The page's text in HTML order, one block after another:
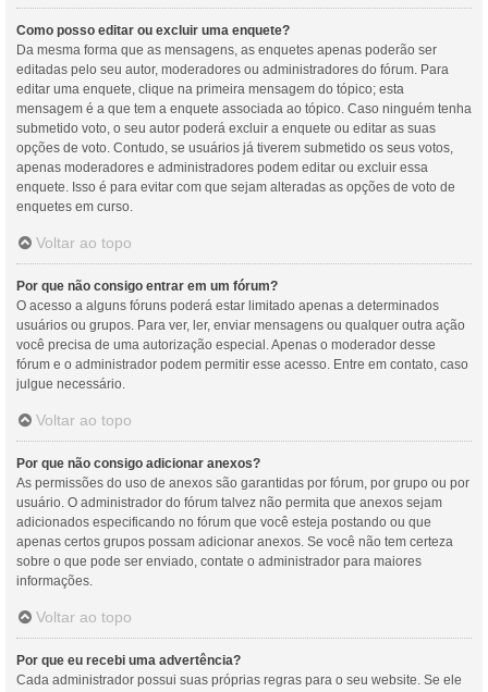
Como posso editar ou excluir uma enquete?
Da mesma forma que as mensagens, as enquetes apenas poderão ser
editadas pelo seu autor, moderadores ou administradores do fórum. Para
editar uma enquete, clique na primeira mensagem do tópico; esta
mensagem é a que tem a enquete associada ao tópico. Caso ninguém tenha
submetido voto, o seu autor poderá excluir a enquete ou editar as suas
opções de voto. Contudo, se usuários já tiverem submetido os seus votos,
apenas moderadores e administradores podem editar ou excluir essa
enquete. Isso é para evitar com que sejam alteradas as opções de voto de
enquetes em curso.
Voltar ao topo
Por que não consigo entrar em um fórum?
O acesso a alguns fóruns poderá estar limitado apenas a determinados
usuários ou grupos. Para ver, ler, enviar mensagens ou qualquer outra ação
você precisa de uma autorização especial. Apenas o moderador desse
fórum e o administrador podem permitir esse acesso. Entre em contato, caso
julgue necessário.
Voltar ao topo
Por que não consigo adicionar anexos?
As permissões do uso de anexos são garantidas por fórum, por grupo ou por
usuário. O administrador do fórum talvez não permita que anexos sejam
adicionados especificando no fórum que você esteja postando ou que
apenas certos grupos possam adicionar anexos. Se você não tem certeza
sobre o que pode ser enviado, contate o administrador para maiores
informações.
Voltar ao topo
Por que eu recebi uma advertência?
Cada administrador possui suas próprias regras para o seu website. Se ele